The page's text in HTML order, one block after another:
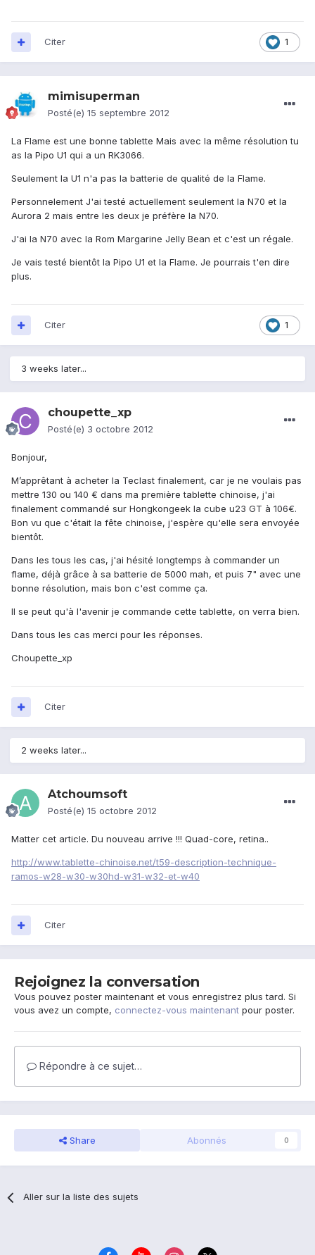
1
Citer
mimisuperman
Posté(e) 15 septembre 2012
La Flame est une bonne tablette Mais avec la même résolution tu
as la Pipo U1 qui a un RK3066.
Seulement la U1 n'a pas la batterie de qualité de la Flame.
Personnelement J'ai testé actuellement seulement la N70 et la
Aurora 2 mais entre les deux je préfère la N70.
J'ai la N70 avec la Rom Margarine Jelly Bean et c'est un régale.
Je vais testé bientôt la Pipo U1 et la Flame. Je pourrais t'en dire
plus.
1
Citer
3 weeks later...
choupette_xp
Posté(e) 3 octobre 2012
Bonjour,
M’apprêtant à acheter la Teclast finalement, car je ne voulais pas
mettre 130 ou 140 € dans ma première tablette chinoise, j'ai
finalement commandé sur Hongkongeek la cube u23 GT à 106€.
Bon vu que c'était la fête chinoise, j'espère qu'elle sera envoyée
bientôt.
Dans les tous les cas, j'ai hésité longtemps à commander un
flame, déjà grâce à sa batterie de 5000 mah, et puis 7" avec une
bonne résolution, mais bon c'est comme ça.
Il se peut qu'à l'avenir je commande cette tablette, on verra bien.
Dans tous les cas merci pour les réponses.
Choupette_xp
Citer
2 weeks later...
Atchoumsoft
Posté(e) 15 octobre 2012
Matter cet article. Du nouveau arrive !!! Quad-core, retina..
http://www.tablette-chinoise.net/t59-description-technique-
ramos-w28-w30-w30hd-w31-w32-et-w40
Citer
Rejoignez la conversation
Vous pouvez poster maintenant et vous enregistrez plus tard. Si
vous avez un compte, connectez-vous maintenant pour poster.
Répondre à ce sujet…
Share Abonnés 0
Aller sur la liste des sujets